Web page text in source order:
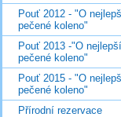
Pouť 2012 - "O
pečené koleno"
Pouť 2013 -"O nejlepší
pečené koleno"
Pouť 2015 - "O
pečené koleno"
Přírodní rezervace